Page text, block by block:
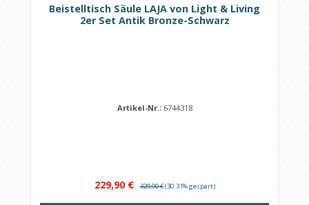
Beistelltisch Säule LAJA von Light & Living
2er Set Antik Bronze-Schwarz
Artikel-Nr.: 6744318
Verkaufspreis:
229,90 € Regulärer Preis:
329,90 €(30.31% gespart)